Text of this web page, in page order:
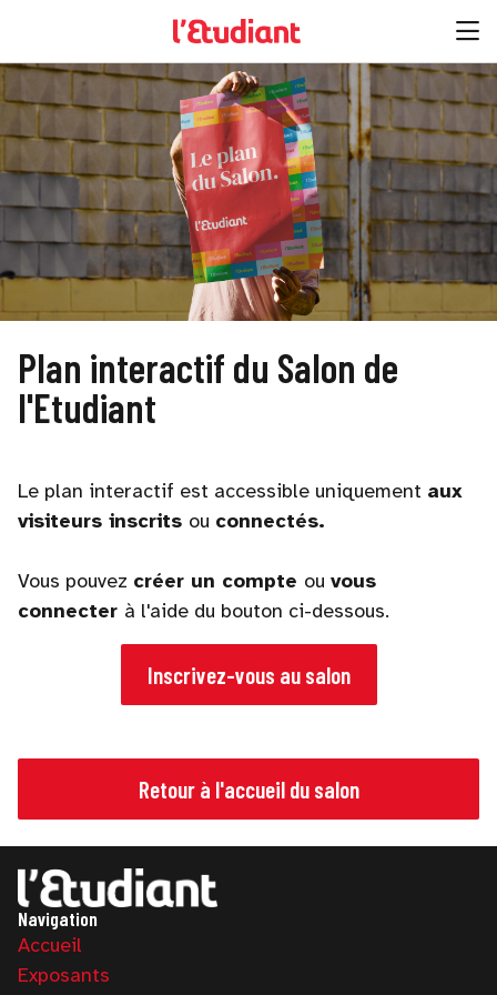
Plan interactif du Salon de
l'Etudiant
Le plan interactif est accessible uniquement aux
visiteurs inscrits ou connectés.
Vous pouvez créer un compte ou vous
connecter à l'aide du bouton ci-dessous.
Inscrivez-vous au salon
Retour à l'accueil du salon
Navigation
Accueil
Exposants